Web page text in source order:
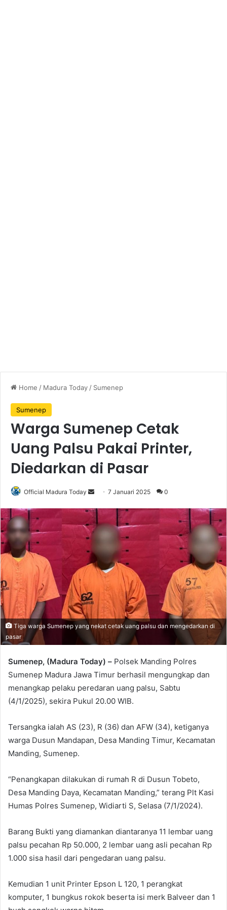
Home / Madura Today / Sumenep
Sumenep
Warga Sumenep Cetak
Uang Palsu Pakai Printer,
Diedarkan di Pasar
Official Madura Today
n
d
n
e
7 Januari 2025 0
Tiga warga Sumenep yang nekat cetak uang palsu dan mengedarkan di
pasar
Sumenep, (Madura Today) – Polsek Manding Polres
Sumenep Madura Jawa Timur berhasil mengungkap dan
menangkap pelaku peredaran uang palsu, Sabtu
(4/1/2025), sekira Pukul 20.00 WIB.
Tersangka ialah AS (23), R (36) dan AFW (34), ketiganya
warga Dusun Mandapan, Desa Manding Timur, Kecamatan
Manding, Sumenep.
“Penangkapan dilakukan di rumah R di Dusun Tobeto,
Desa Manding Daya, Kecamatan Manding,” terang Plt Kasi
Humas Polres Sumenep, Widiarti S, Selasa (7/1/2024).
Barang Bukti yang diamankan diantaranya 11 lembar uang
palsu pecahan Rp 50.000, 2 lembar uang asli pecahan Rp
1.000 sisa hasil dari pengedaran uang palsu.
Kemudian 1 unit Printer Epson L 120, 1 perangkat
komputer, 1 bungkus rokok beserta isi merk Balveer dan 1